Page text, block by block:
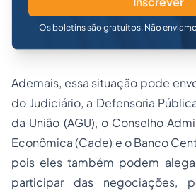
Os boletins são gratuitos. Não
Ademais, essa situação pode
do Judiciário, a Defensoria
da União (AGU), o Conselho
Econômica (Cade) e o Banco
pois eles também podem
participar das negociações,